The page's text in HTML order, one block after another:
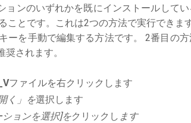
ョンのいずれかを既にインストールして
ことです。これは2つの方法で実行できま
ーを手動で編集する方法です。 2番目の
されます。
_Vファイルを右クリックします
開く」を選択します
ョンを選択]をクリックし ます